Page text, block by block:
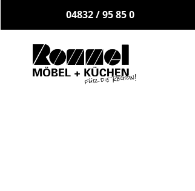
04832 / 95 85 0